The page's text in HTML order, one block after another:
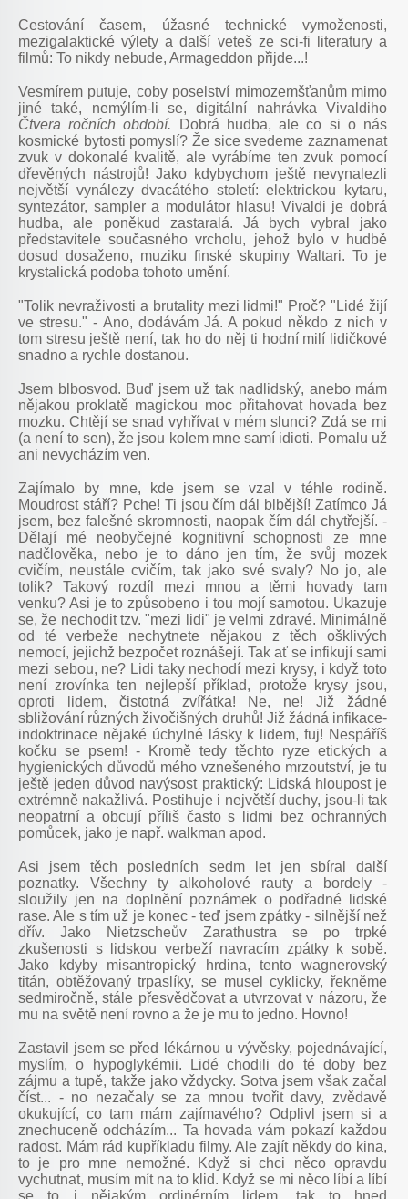
Cestování časem, úžasné technické vymoženosti,
mezigalaktické výlety a další veteš ze sci-fi literatury a
filmů: To nikdy nebude, Armageddon přijde...!
Vesmírem putuje, coby poselství mimozemšťanům mimo
jiné také, nemýlím-li se, digitální nahrávka Vivaldiho
Čtvera ročních období. Dobrá hudba, ale co si o nás
kosmické bytosti pomyslí? Že sice svedeme zaznamenat
zvuk v dokonalé kvalitě, ale vyrábíme ten zvuk pomocí
dřevěných nástrojů! Jako kdybychom ještě nevynalezli
největší vynálezy dvacátého století: elektrickou kytaru,
syntezátor, sampler a modulátor hlasu! Vivaldi je dobrá
hudba, ale poněkud zastaralá. Já bych vybral jako
představitele současného vrcholu, jehož bylo v hudbě
dosud dosaženo, muziku finské skupiny Waltari. To je
krystalická podoba tohoto umění.
"Tolik nevraživosti a brutality mezi lidmi!" Proč? "Lidé žijí
ve stresu." - Ano, dodávám Já. A pokud někdo z nich v
tom stresu ještě není, tak ho do něj ti hodní milí lidičkové
snadno a rychle dostanou.
Jsem blbosvod. Buď jsem už tak nadlidský, anebo mám
nějakou proklatě magickou moc přitahovat hovada bez
mozku. Chtějí se snad vyhřívat v mém slunci? Zdá se mi
(a není to sen), že jsou kolem mne samí idioti. Pomalu už
ani nevycházím ven.
Zajímalo by mne, kde jsem se vzal v téhle rodině.
Moudrost stáří? Pche! Ti jsou čím dál blbější! Zatímco Já
jsem, bez falešné skromnosti, naopak čím dál chytřejší. -
Dělají mé neobyčejné kognitivní schopnosti ze mne
nadčlověka, nebo je to dáno jen tím, že svůj mozek
cvičím, neustále cvičím, tak jako své svaly? No jo, ale
tolik? Takový rozdíl mezi mnou a těmi hovady tam
venku? Asi je to způsobeno i tou mojí samotou. Ukazuje
se, že nechodit tzv. "mezi lidi" je velmi zdravé. Minimálně
od té verbeže nechytnete nějakou z těch ošklivých
nemocí, jejichž bezpočet roznášejí. Tak ať se infikují sami
mezi sebou, ne? Lidi taky nechodí mezi krysy, i když toto
není zrovínka ten nejlepší příklad, protože krysy jsou,
oproti lidem, čistotná zvířátka! Ne, ne! Již žádné
sbližování různých živočišných druhů! Již žádná infikace-
indoktrinace nějaké úchylné lásky k lidem, fuj! Nespáříš
kočku se psem! - Kromě tedy těchto ryze etických a
hygienických důvodů mého vznešeného mrzoutství, je tu
ještě jeden důvod navýsost praktický: Lidská hloupost je
extrémně nakažlivá. Postihuje i největší duchy, jsou-li tak
neopatrní a obcují příliš často s lidmi bez ochranných
pomůcek, jako je např. walkman apod.
Asi jsem těch posledních sedm let jen sbíral další
poznatky. Všechny ty alkoholové rauty a bordely -
sloužily jen na doplnění poznámek o podřadné lidské
rase. Ale s tím už je konec - teď jsem zpátky - silnější než
dřív. Jako Nietzscheův Zarathustra se po trpké
zkušenosti s lidskou verbeží navracím zpátky k sobě.
Jako kdyby misantropický hrdina, tento wagnerovský
titán, obtěžovaný trpaslíky, se musel cyklicky, řekněme
sedmiročně, stále přesvědčovat a utvrzovat v názoru, že
mu na světě není rovno a že je mu to jedno. Hovno!
Zastavil jsem se před lékárnou u vývěsky, pojednávající,
myslím, o hypoglykémii. Lidé chodili do té doby bez
zájmu a tupě, takže jako vždycky. Sotva jsem však začal
číst... - no nezačaly se za mnou tvořit davy, zvědavě
okukující, co tam mám zajímavého? Odplivl jsem si a
znechuceně odcházím... Ta hovada vám pokazí každou
radost. Mám rád kupříkladu filmy. Ale zajít někdy do kina,
to je pro mne nemožné. Když si chci něco opravdu
vychutnat, musím mít na to klid. Když se mi něco líbí a líbí
se to i nějakým ordinérním lidem, tak to hned